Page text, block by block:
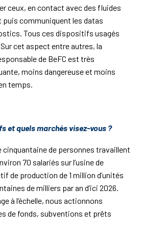
ceux, en contact avec des fluides
communiquent les datas
Tous ces dispositifs usagés
cet aspect entre autres, la
de BeFC est très
moins dangereuse et moins
temps.
et quels marchés visez-vous ?
cinquantaine de personnes travaillent
70 salariés sur l’usine de
de production de 1 million d’unités
de milliers par an d’ici 2026.
à l’échelle, nous actionnons
de fonds, subventions et prêts